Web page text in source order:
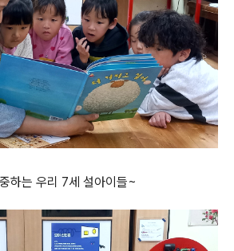
하는 우리 7세 설아이들~